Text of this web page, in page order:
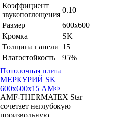
Коэффициент
звукопоглощения
0.10
Размер
600x600
Кромка
SK
Толщина панели 15
Влагостойкость
95%
Потолочная плита
МЕРКУРИЙ SK
600x600x15 АМФ
AMF-THERMATEX Star
сочетает неглубокую
произвольную